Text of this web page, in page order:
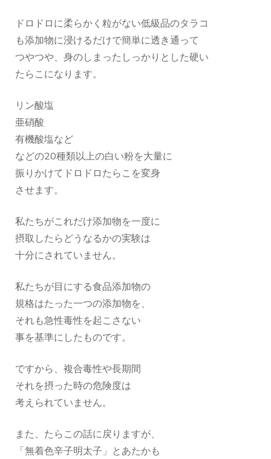
ドロドロに柔らかく粒がない低級品のタラコ
も添加物に浸けるだけで簡単に透き通って
つやつや、身のしまったしっかりとした硬い
たらこになります。
リン酸塩
亜硝酸
有機酸塩など
などの20種類以上の白い粉を大量に
振りかけてドロドロたらこを変身
させます。
私たちがこれだけ添加物を一度に
摂取したらどうなるかの実験は
十分にされていません。
私たちが目にする食品添加物の
規格はたった一つの添加物を、
それも急性毒性を起こさない
事を基準にしたものです。
ですから、複合毒性や長期間
それを摂った時の危険度は
考えられていません。
また、たらこの話に戻りますが、
「無着色辛子明太子」とあたかも